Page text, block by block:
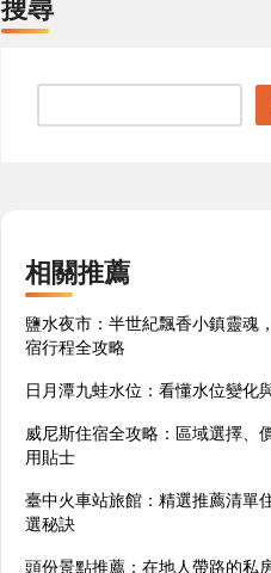
搜尋
相關推薦
鹽水夜市：半世紀飄香小鎮靈魂
宿行程全攻略
日月潭九蛙水位：看懂水位變化
威尼斯住宿全攻略：區域選擇、
用貼士
臺中火車站旅館：精選推薦清單
選秘訣
頭份景點推薦：在地人帶路的私